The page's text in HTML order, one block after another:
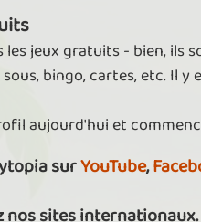
les jeux gratuits - bien, ils
bingo, cartes, etc. Il
aujourd'hui et
surYouTube,
nos sites internationaux.